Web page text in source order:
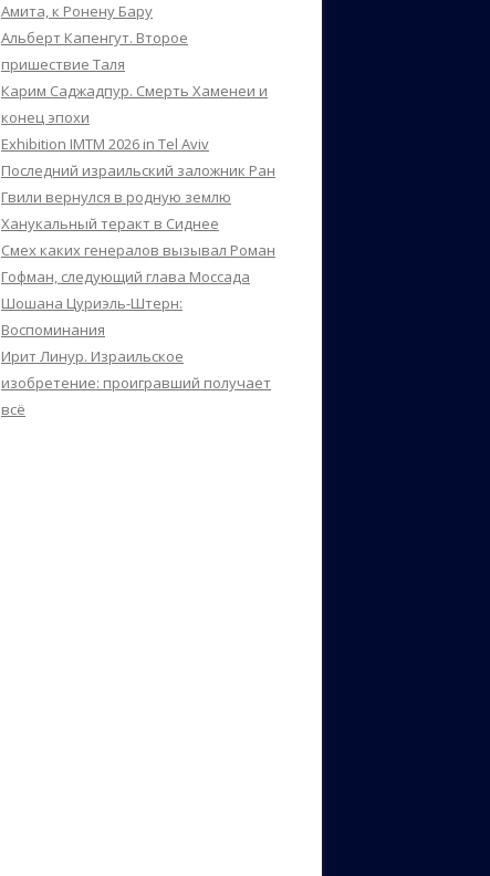
Амита, к Ронену Бару
Альберт Капенгут. Второе
пришествие Таля
Карим Саджадпур. Смерть Хаменеи и
конец эпохи
Exhibition IMTM 2026 in Tel Aviv
Последний израильский заложник Ран
Гвили вернулся в родную землю
Ханукальный теракт в Сиднее
Смех каких генералов вызывал Роман
Гофман, следующий глава Моссада
Шошана Цуриэль-Штерн:
Воспоминания
Ирит Линур. Израильское
изобретение: проигравший получает
всё